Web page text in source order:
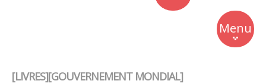
Menu
Insolite
Business
[LIVRES][GOUVERNEMENT MONDIAL]